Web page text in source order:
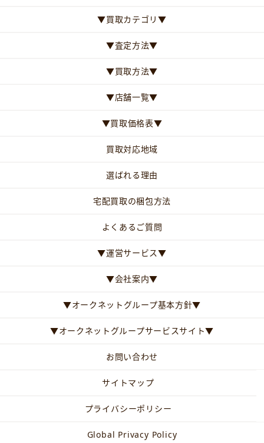
▼買取カテゴリ▼
▼査定方法▼
▼買取方法▼
▼店舗一覧▼
▼買取価格表▼
買取対応地域
選ばれる理由
宅配買取の梱包方法
よくあるご質問
▼運営サービス▼
▼会社案内▼
▼オークネットグループ基本方針▼
▼オークネットグループサービスサイト▼
お問い合わせ
サイトマップ
プライバシーポリシー
Global Privacy Policy